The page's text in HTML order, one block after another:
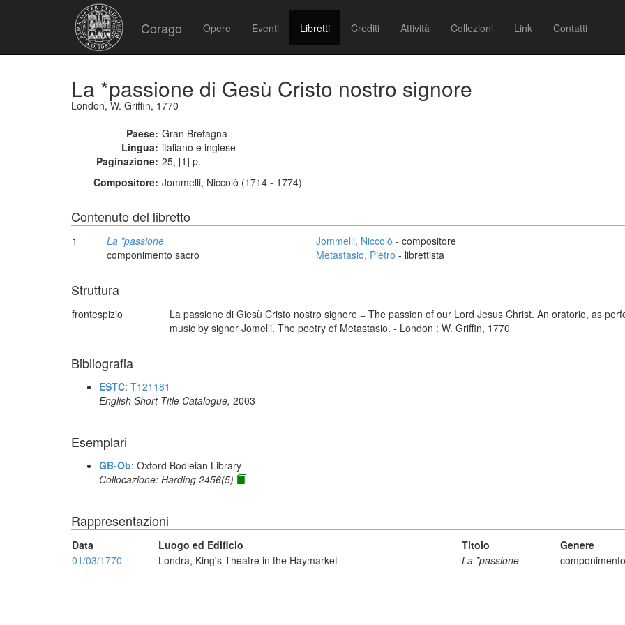
Corago Opere Eventi Libretti Crediti Attività Collezioni Link Contatti
La *passione di Gesù Cristo nostro signore
London, W. Griffin, 1770
Paese: Gran Bretagna
Lingua: italiano e inglese
Paginazione: 25, [1] p.
Compositore: Jommelli, Niccolò (1714 - 1774)
Contenuto del libretto
1
La *passione
componimento sacro
Jommelli, Niccolò - compositore
Metastasio, Pietro - librettista
Struttura
frontespizio
La passione di Giesù Cristo nostro signore = The passion of our Lord Jesus Christ. An oratorio, as
music by signor Jomelli. The poetry of Metastasio. - London : W. Griffin, 1770
Bibliografia
ESTC: T121181
English Short Title Catalogue, 2003
Esemplari
GB-Ob: Oxford Bodleian Library
Collocazione: Harding 2456(5)
Rappresentazioni
Data Luogo ed Edificio Titolo Genere
01/03/1770
Londra, King's Theatre in the Haymarket La *passione